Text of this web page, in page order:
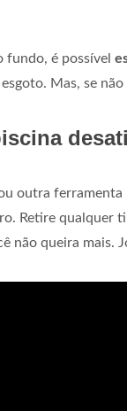
fundo, é possível
Mas, se
outra ferramenta
Retire qualquer
não queira mais.